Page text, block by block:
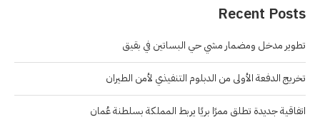
Recent Posts
تطوير مدخل ومضمار مشي حي البساتين في بقيق
تخريج الدفعة الأولى من الدبلوم التنفيذي لأمن الطيران
اتفاقية جديدة تطلق ممرًا بريًا يربط المملكة بسلطنة عُمان